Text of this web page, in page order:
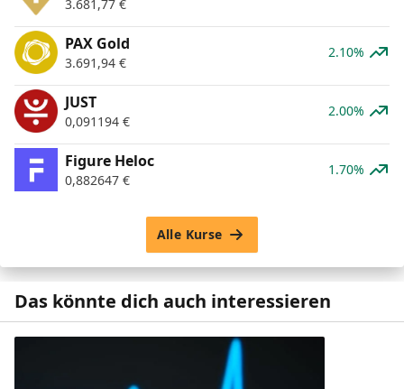
3.681,77 €
PAX Gold
3.691,94 €
2.10%
JUST
0,091194 €
2.00%
Figure Heloc
0,882647 €
1.70%
Alle Kurse
Das könnte dich auch interessieren